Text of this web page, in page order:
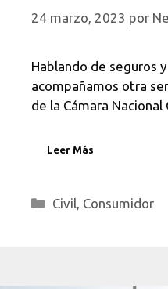
24 marzo, 2023 por
Hablando de seguros
acompañamos otra
de la Cámara Nacional
Leer Más
Categorías
Civil, Consumidor